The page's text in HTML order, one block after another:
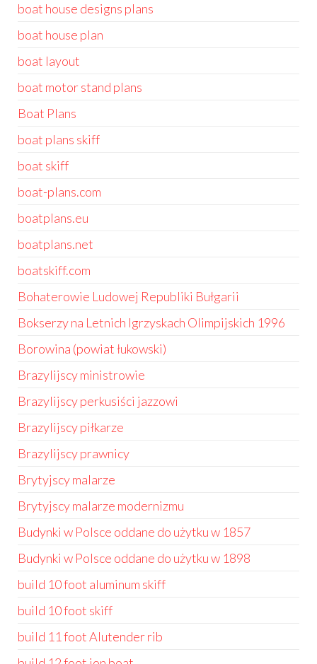
boat house designs plans
boat house plan
boat layout
boat motor stand plans
Boat Plans
boat plans skiff
boat skiff
boat-plans.com
boatplans.eu
boatplans.net
boatskiff.com
Bohaterowie Ludowej Republiki Bułgarii
Bokserzy na Letnich Igrzyskach Olimpijskich 1996
Borowina (powiat łukowski)
Brazylijscy ministrowie
Brazylijscy perkusiści jazzowi
Brazylijscy piłkarze
Brazylijscy prawnicy
Brytyjscy malarze
Brytyjscy malarze modernizmu
Budynki w Polsce oddane do użytku w 1857
Budynki w Polsce oddane do użytku w 1898
build 10 foot aluminum skiff
build 10 foot skiff
build 11 foot Alutender rib